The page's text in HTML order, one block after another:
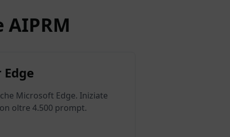
Microsoft Edge. Iniziate
oltre 4.500 prompt.